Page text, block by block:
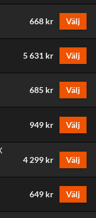
668 kr Välj
5 631 kr Välj
685 kr Välj
949 kr Välj
4 299 kr Välj
649 kr Välj